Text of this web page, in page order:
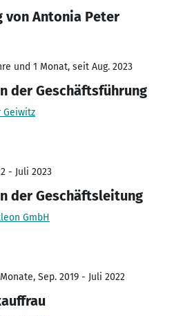
von Antonia Peter
und 1 Monat, seit Aug. 2023
der Geschäftsführung
Geiwitz
- Juli 2023
der Geschäftsleitung
GmbH
Sep. 2019 - Juli 2022